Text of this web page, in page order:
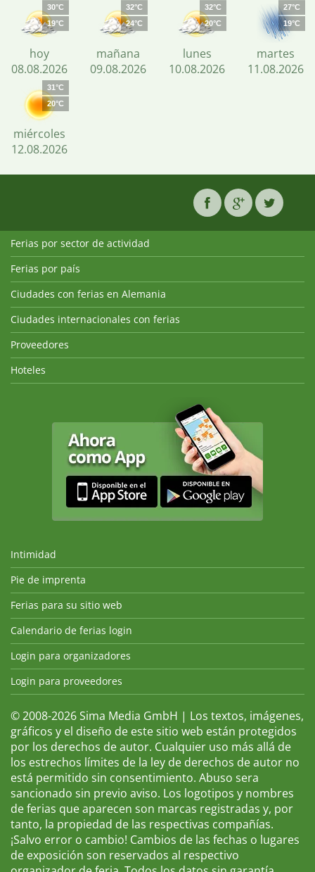
30°C
19°C
hoy
08.08.2026
32°C
24°C
mañana
09.08.2026
32°C
20°C
lunes
10.08.2026
27°C
19°C
martes
11.08.2026
31°C
20°C
miércoles
12.08.2026
Ferias por sector de actividad
Ferias por país
Ciudades con ferias en Alemania
Ciudades internacionales con ferias
Proveedores
Hoteles
Intimidad
Pie de imprenta
Ferias para su sitio web
Calendario de ferias login
Login para organizadores
Login para proveedores
© 2008-2026 Sima Media GmbH | Los textos, imágenes,
gráficos y el diseño de este sitio web están protegidos
por los derechos de autor. Cualquier uso más allá de
los estrechos límites de la ley de derechos de autor no
está permitido sin consentimiento. Abuso sera
sancionado sin previo aviso. Los logotipos y nombres
de ferias que aparecen son marcas registradas y, por
tanto, la propiedad de las respectivas compañías.
¡Salvo error o cambio! Cambios de las fechas o lugares
de exposición son reservados al respectivo